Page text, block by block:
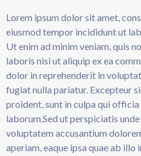
Lorem ipsum dolor sit amet,
eiusmod tempor incididunt ut
Ut enim ad minim veniam, quis
laboris nisi ut aliquip ex ea
dolor in reprehenderit in
fugiat nulla pariatur. Excepteur
proident, sunt in culpa qui
laborum.Sed ut perspiciatis
voluptatem accusantium
aperiam, eaque ipsa quae ab